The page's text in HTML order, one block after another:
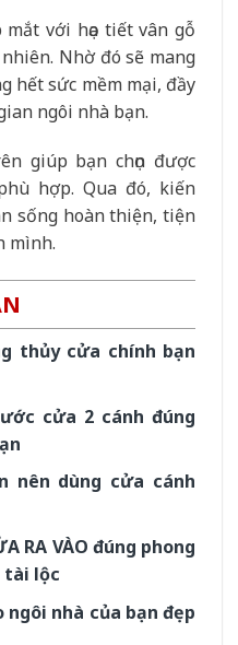
với họa tiết vân gỗ
Nhờ đó sẽ mang
hết sức mềm mại, đầy
ngôi nhà bạn.
giúp bạn chọn được
hợp. Qua đó, kiến
sống hoàn thiện, tiện
mình.
thủy cửa chính bạn
cửa 2 cánh đúng
nên dùng cửa cánh
RA VÀO đúng phong
tài lộc
ngôi nhà của bạn đẹp